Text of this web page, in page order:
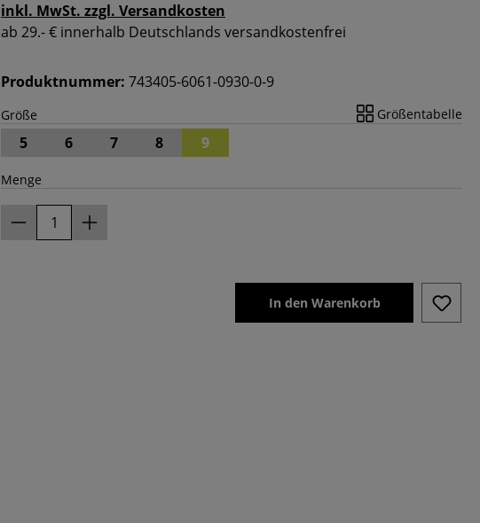
inkl. MwSt. zzgl. Versandkosten
ab 29.- € innerhalb Deutschlands versandkostenfrei
Produktnummer: 743405-6061-0930-0-9
Größe Größentabelle
5 6 7 8 9
Menge
In den Warenkorb